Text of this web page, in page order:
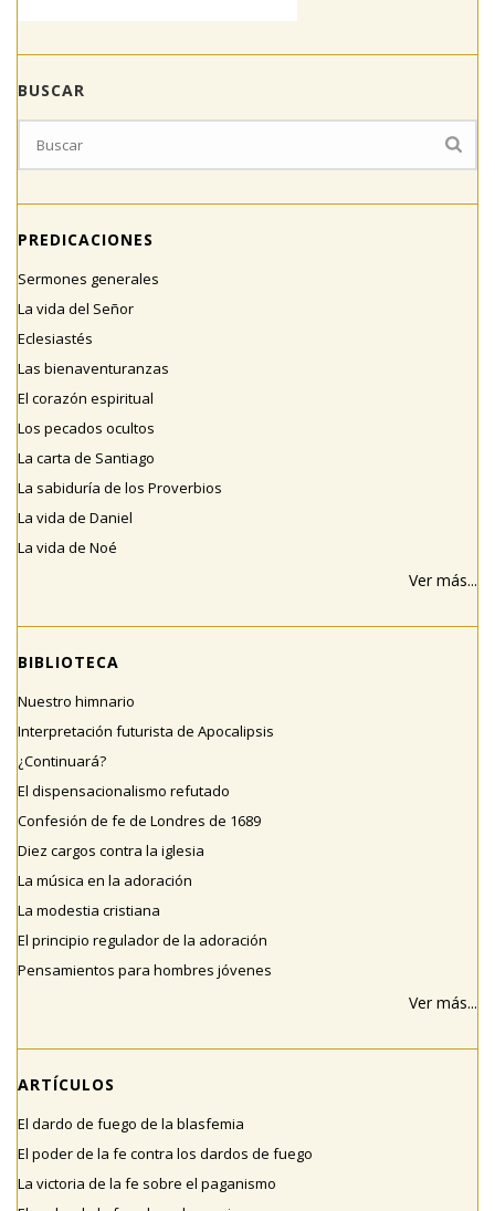
BUSCAR
PREDICACIONES
Sermones generales
La vida del Señor
Eclesiastés
Las bienaventuranzas
El corazón espiritual
Los pecados ocultos
La carta de Santiago
La sabiduría de los Proverbios
La vida de Daniel
La vida de Noé
Ver más...
BIBLIOTECA
Nuestro himnario
Interpretación futurista de Apocalipsis
¿Continuará?
El dispensacionalismo refutado
Confesión de fe de Londres de 1689
Diez cargos contra la iglesia
La música en la adoración
La modestia cristiana
El principio regulador de la adoración
Pensamientos para hombres jóvenes
Ver más...
ARTÍCULOS
El dardo de fuego de la blasfemia
El poder de la fe contra los dardos de fuego
La victoria de la fe sobre el paganismo